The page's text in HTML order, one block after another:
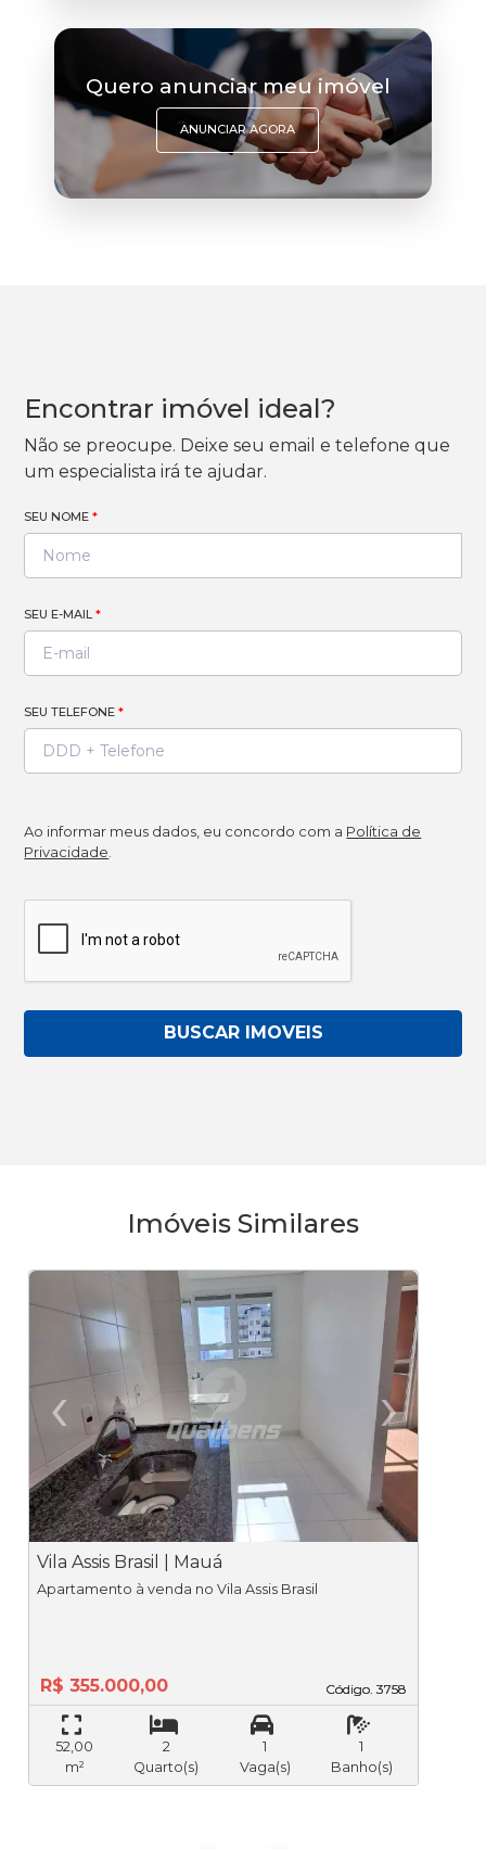
Quero anunciar meu imóvel
ANUNCIAR AGORA
Encontrar imóvel ideal?
Não se preocupe. Deixe seu email e telefone que
um especialista irá te ajudar.
SEU NOME*
SEU E-MAIL*
SEU TELEFONE*
Ao informar meus dados, eu concordo com a Política de
Privacidade
BUSCAR IMOVEIS
Imóveis Similares
‹
Previous
›
Vila Assis Brasil | Mauá
Código. 3758
Código. 3758
Apartamento à venda no Vila Assis Brasil
R$ 355.000,00
52,00
m²
2
Quarto(s)
1
Vaga(s)
1
Banho(s)